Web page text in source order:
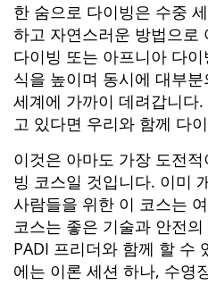
한 숨으로 다이빙은 수중
하고 자연스러운 방법으로
다이빙 또는 아프니아 다
식을 높이며 동시에 대부
세계에 가까이 데려갑니다
고 있다면 우리와 함께 다
이것은 아마도 가장 도전
빙 코스일 것입니다. 이미
사람들을 위한 이 코스는
코스는 좋은 기술과 안전
PADI 프리더와 함께 할 수
에는 이론 세션 하나, 수영